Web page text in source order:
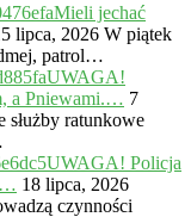
Mieli jechać
lipca, 2026 W piątek
patrol…
UWAGA!
a Pniewami.… 7
służby ratunkowe
UWAGA! Policja
18 lipca, 2026
czynności